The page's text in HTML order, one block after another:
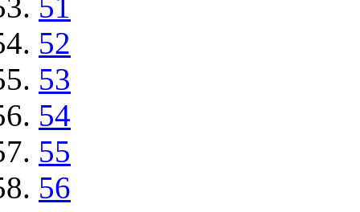
51
52
53
54
55
56